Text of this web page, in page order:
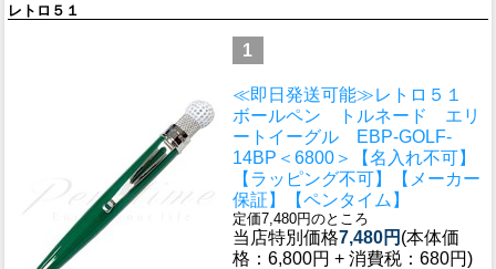
レトロ５１
1
≪即日発送可能≫レトロ５１
ボールペン トルネード エリ
ートイーグル EBP-GOLF-
14BP＜6800＞【名入れ不可】
【ラッピング不可】【メーカー
保証】【ペンタイム】
定価7,480円のところ
当店特別価格7,480円 (本体価
格：6,800円 + 消費税：680円)